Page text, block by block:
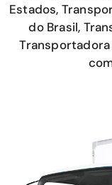
Estados,
do Brasil,